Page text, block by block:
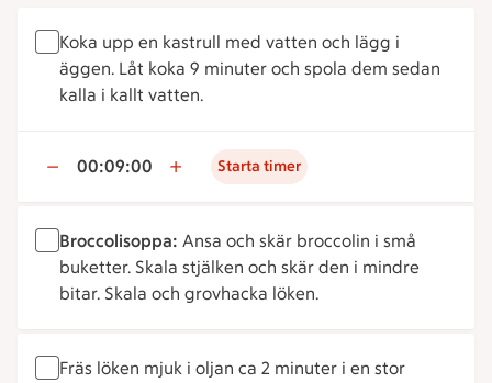
Koka upp en kastrull med vatten och lägg i
äggen. Låt koka 9 minuter och spola dem sedan
kalla i kallt vatten.
00:09:00 Starta timer
Broccolisoppa: Ansa och skär broccolin i små
buketter. Skala stjälken och skär den i mindre
bitar. Skala och grovhacka löken.
Fräs löken mjuk i oljan ca 2 minuter i en stor